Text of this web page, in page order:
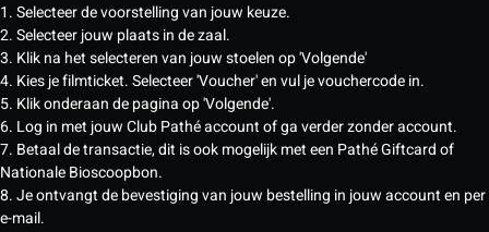
1. Selecteer de voorstelling van jouw keuze.
2. Selecteer jouw plaats in de zaal.
3. Klik na het selecteren van jouw stoelen op 'Volgende'
4. Kies je filmticket. Selecteer 'Voucher' en vul je vouchercode in.
5. Klik onderaan de pagina op 'Volgende'.
6. Log in met jouw Club Pathé account of ga verder zonder account.
7. Betaal de transactie, dit is ook mogelijk met een Pathé Giftcard of
Nationale Bioscoopbon.
8. Je ontvangt de bevestiging van jouw bestelling in jouw account en per
e-mail.